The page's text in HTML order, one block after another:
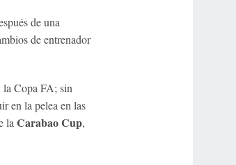
de una
de entrenador
la Copa FA; sin
en la pelea en las
laCarabao Cup,